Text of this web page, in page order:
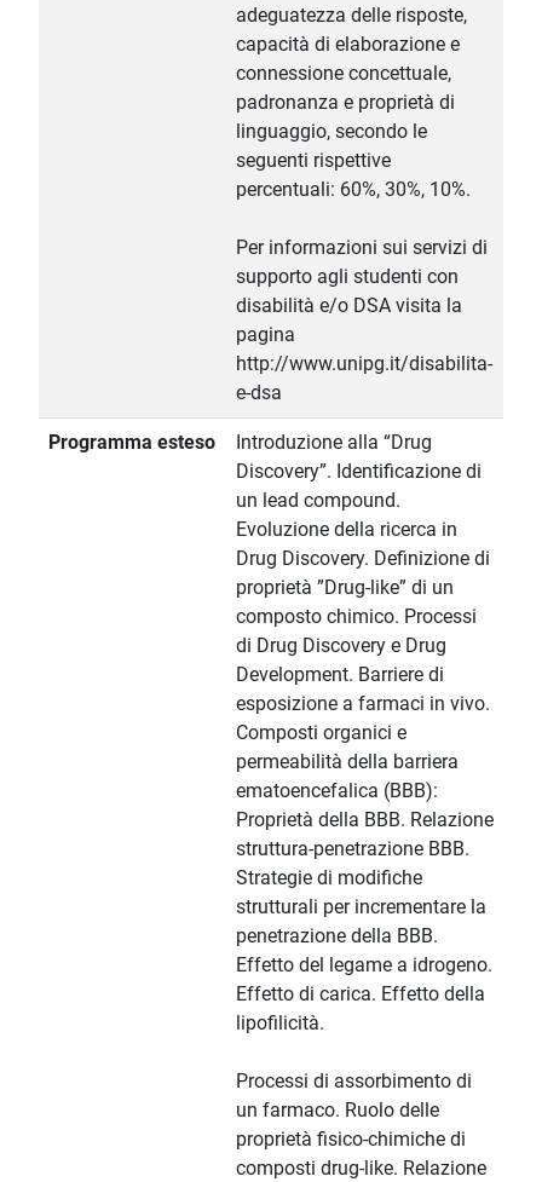
adeguatezza delle risposte,
capacità di elaborazione e
connessione concettuale,
padronanza e proprietà di
linguaggio, secondo le
seguenti rispettive
percentuali: 60%, 30%, 10%.
Per informazioni sui servizi di
supporto agli studenti con
disabilità e/o DSA visita la
pagina
http://www.unipg.it/disabilita-
e-dsa
Programma esteso
Introduzione alla “Drug
Discovery”. Identificazione di
un lead compound.
Evoluzione della ricerca in
Drug Discovery. Definizione di
proprietà ”Drug-like” di un
composto chimico. Processi
di Drug Discovery e Drug
Development. Barriere di
esposizione a farmaci in vivo.
Composti organici e
permeabilità della barriera
ematoencefalica (BBB):
Proprietà della BBB. Relazione
struttura-penetrazione BBB.
Strategie di modifiche
strutturali per incrementare la
penetrazione della BBB.
Effetto del legame a idrogeno.
Effetto di carica. Effetto della
lipofilicità.
Processi di assorbimento di
un farmaco. Ruolo delle
proprietà fisico-chimiche di
composti drug-like. Relazione